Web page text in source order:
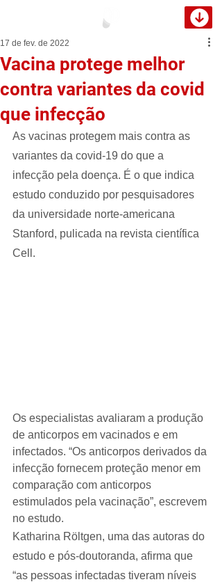
Vacina protege melhor
contra variantes da covid
que infecção
17 de fev. de 2022
As vacinas protegem mais contra as
variantes da covid-19 do que a
infecção pela doença. É o que indica
estudo conduzido por pesquisadores
da universidade norte-americana
Stanford, pulicada na revista científica
Cell.
Os especialistas avaliaram a produção
de anticorpos em vacinados e em
infectados. “Os anticorpos derivados da
infecção fornecem proteção menor em
comparação com anticorpos
estimulados pela vacinação”, escrevem
no estudo.
Katharina Röltgen, uma das autoras do
estudo e pós-doutoranda, afirma que
“as pessoas infectadas tiveram níveis